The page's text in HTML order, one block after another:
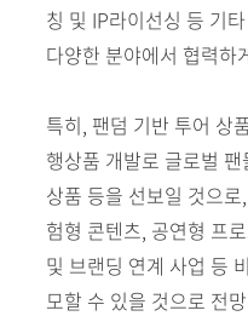
칭 및 IP라이선싱 등 기
다양한 분야에서 협력하
특히, 팬덤 기반 투어 상
행상품 개발로 글로벌
상품 등을 선보일 것으
험형 콘텐츠, 공연형 프
및 브랜딩 연계 사업 등
모할 수 있을 것으로 전